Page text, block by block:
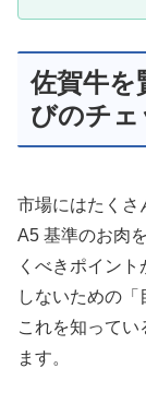
佐賀牛を
びのチェ
市場にはたくさ
A5 基準のお肉
くべきポイン
しないための「
これを知ってい
ます。